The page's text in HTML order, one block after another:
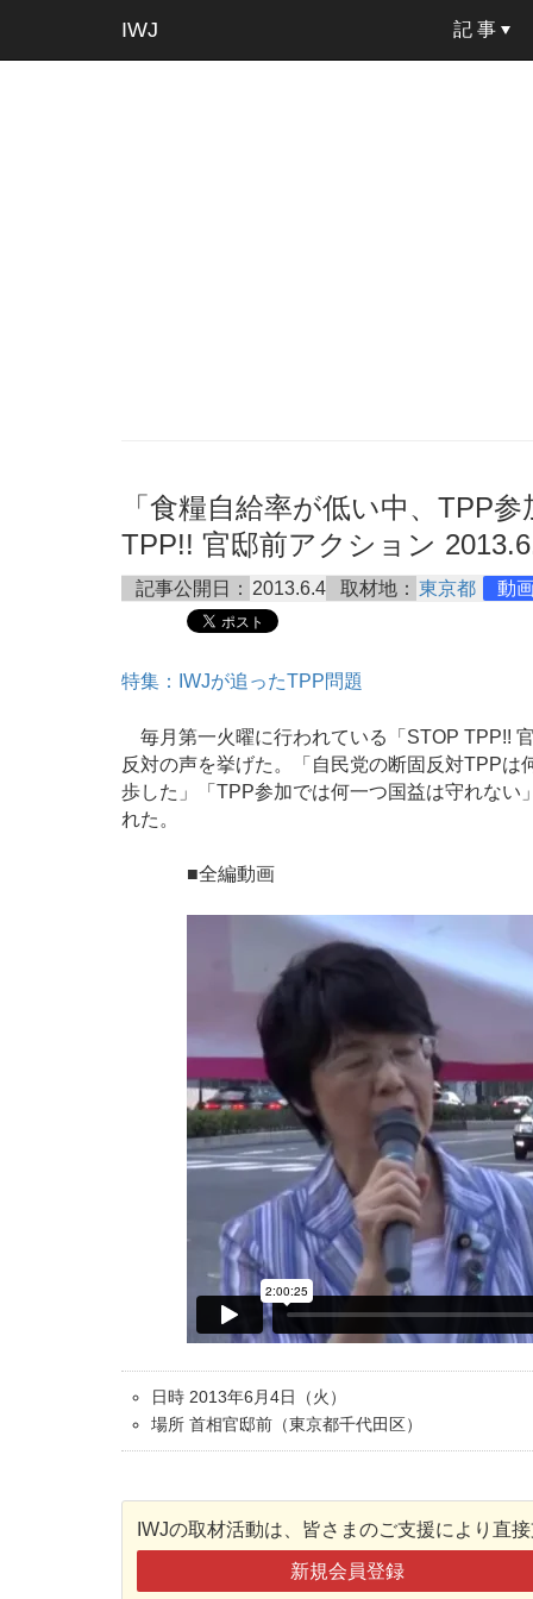
IWJ 記 事
「食糧自給率が低い中、TPP
TPP!! 官邸前アクション
記事公開日： 2013.6.4 取材地： 東京都 動
特集：IWJが追ったTPP問題
毎月第一火曜に行われている「STOP TPP!!
反対の声を挙げた。「自民党の断固反対TPP
歩した」「TPP参加では何一つ国益は守れない
れた。
■全編動画
日時 2013年6月4日（火）
場所 首相官邸前（東京都千代田区）
IWJの取材活動は、皆さまのご支援により直
新規会員登録